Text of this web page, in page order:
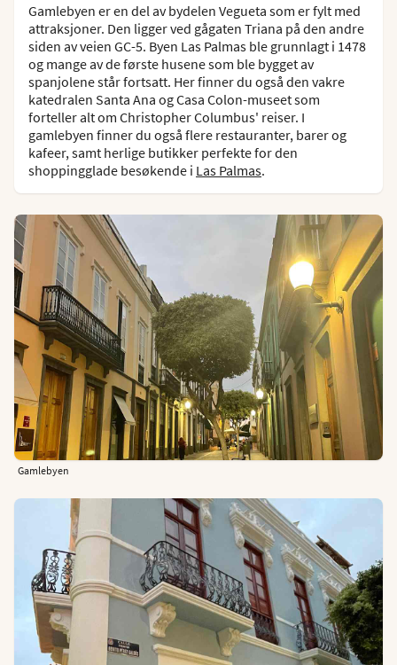
Gamlebyen er en del av bydelen Vegueta som er fylt med
attraksjoner. Den ligger ved gågaten Triana på den andre
siden av veien GC-5. Byen Las Palmas ble grunnlagt i 1478
og mange av de første husene som ble bygget av
spanjolene står fortsatt. Her finner du også den vakre
katedralen Santa Ana og Casa Colon-museet som
forteller alt om Christopher Columbus' reiser. I
gamlebyen finner du også flere restauranter, barer og
kafeer, samt herlige butikker perfekte for den
shoppingglade besøkende i Las Palmas.
Gamlebyen